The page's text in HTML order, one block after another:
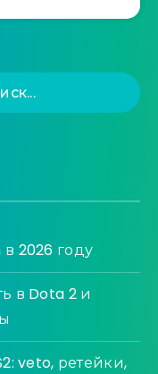
2026 году
в Dota 2 и
veto, ретейки,